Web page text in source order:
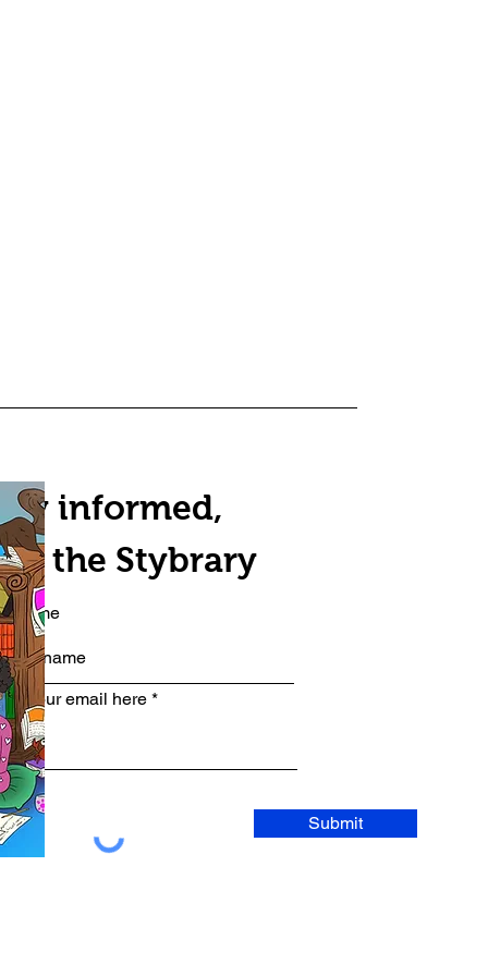
informed,
the Stybrary
name
your email here
Submit